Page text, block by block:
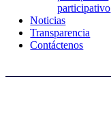
participativo
Noticias
Transparencia
Contáctenos